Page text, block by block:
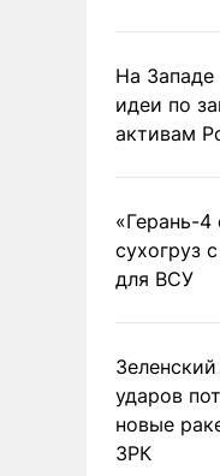
На
идеи по
активам
«Герань-4
сухогруз
для ВСУ
ударов
новые
ЗРК